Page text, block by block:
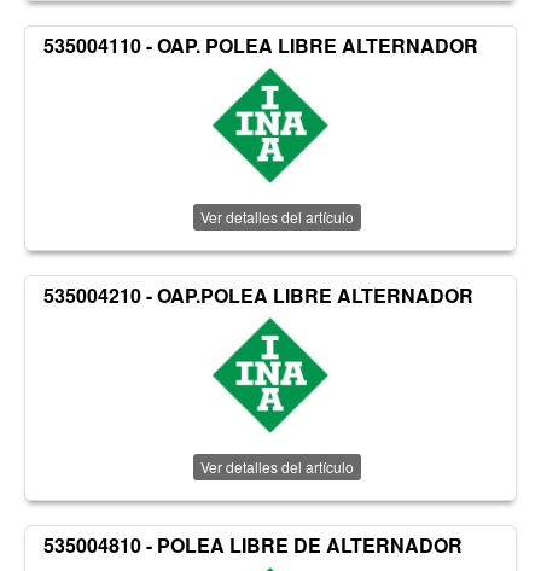
535004110 - OAP. POLEA LIBRE ALTERNADOR
Ver detalles del artículo
535004210 - OAP.POLEA LIBRE ALTERNADOR
Ver detalles del artículo
535004810 - POLEA LIBRE DE ALTERNADOR